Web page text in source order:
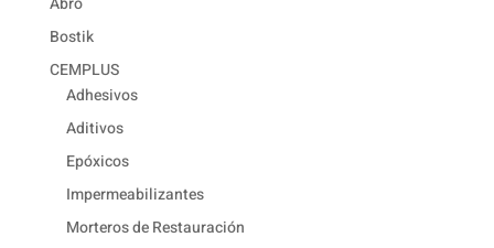
Bostik
CEMPLUS
Adhesivos
Aditivos
Epóxicos
Impermeabilizantes
Morteros de Restauración